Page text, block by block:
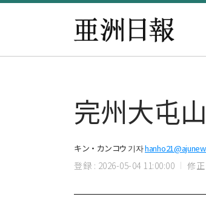
完州大屯
キン・カンコウ 기자
登録 : 2026-05-04 11:00:00 修